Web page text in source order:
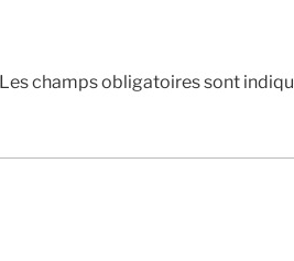
Les champs obligatoires sont